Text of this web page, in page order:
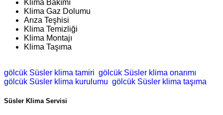
Klima Bakımı
Klima Gaz Dolumu
Arıza Teşhisi
Klima Temizliği
Klima Montajı
Klima Taşıma
gölcük Süsler klima tamiri gölcük Süsler klima onarımı
gölcük Süsler klima kurulumu gölcük Süsler klima taşıma
Süsler Klima Servisi